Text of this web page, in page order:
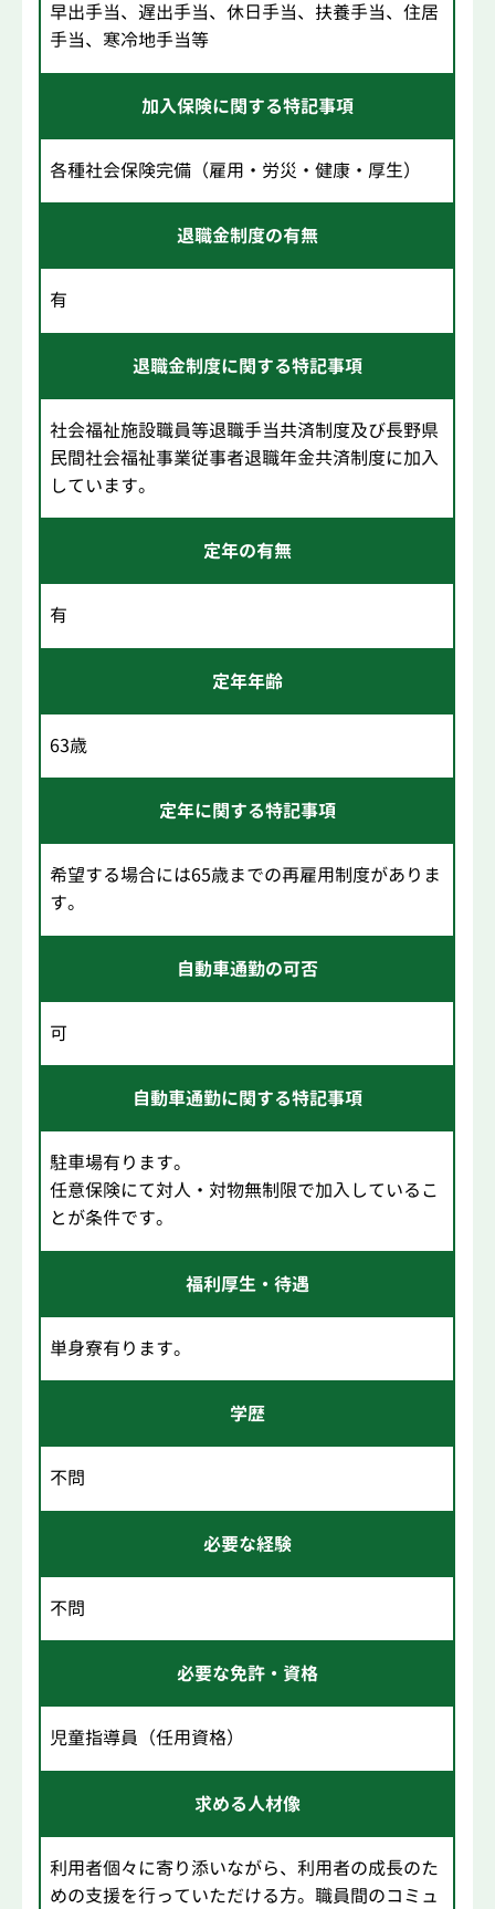
早出手当、遅出手当、休日手当、扶養手当、住居
手当、寒冷地手当等
加入保険に関する特記事項
各種社会保険完備（雇用・労災・健康・厚生）
退職金制度の有無
有
退職金制度に関する特記事項
社会福祉施設職員等退職手当共済制度及び長野県
民間社会福祉事業従事者退職年金共済制度に加入
しています。
定年の有無
有
定年年齢
63歳
定年に関する特記事項
希望する場合には65歳までの再雇用制度がありま
す。
自動車通勤の可否
可
自動車通勤に関する特記事項
駐車場有ります。
任意保険にて対人・対物無制限で加入しているこ
とが条件です。
福利厚生・待遇
単身寮有ります。
学歴
不問
必要な経験
不問
必要な免許・資格
児童指導員（任用資格）
求める人材像
利用者個々に寄り添いながら、利用者の成長のた
めの支援を行っていただける方。職員間のコミュ